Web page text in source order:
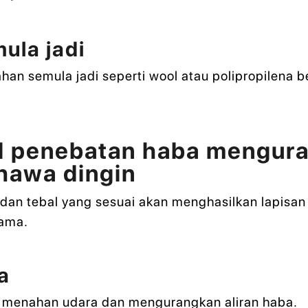
jadi
semula jadi seperti wool atau polipropilena
penebatan haba
dingin
tebal yang sesuai akan menghasilkan
udara dan mengurangkan aliran haba.